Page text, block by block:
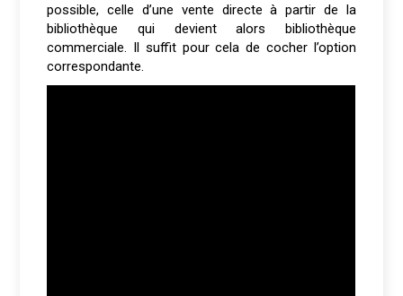
possible, celle d’une vente directe à partir de la
bibliothèque qui devient alors bibliothèque
commerciale. Il suffit pour cela de cocher l’option
correspondante.